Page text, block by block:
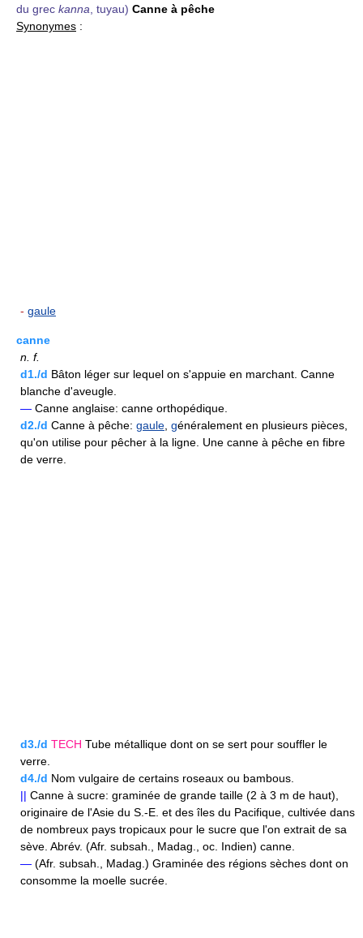
du grec kanna, tuyau) Canne à pêche
Synonymes :
- gaule
canne
n. f.
d1./d Bâton léger sur lequel on s'appuie en marchant. Canne
blanche d'aveugle.
— Canne anglaise: canne orthopédique.
d2./d Canne à pêche: gaule, généralement en plusieurs pièces,
qu'on utilise pour pêcher à la ligne. Une canne à pêche en fibre
de verre.
d3./d TECH Tube métallique dont on se sert pour souffler le
verre.
d4./d Nom vulgaire de certains roseaux ou bambous.
|| Canne à sucre: graminée de grande taille (2 à 3 m de haut),
originaire de l'Asie du S.-E. et des îles du Pacifique, cultivée dans
de nombreux pays tropicaux pour le sucre que l'on extrait de sa
sève. Abrév. (Afr. subsah., Madag., oc. Indien) canne.
— (Afr. subsah., Madag.) Graminée des régions sèches dont on
consomme la moelle sucrée.